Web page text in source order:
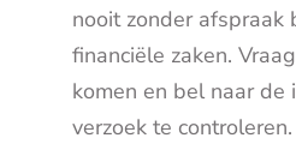
nooit zonder afspraak
financiële zaken.
komen en bel naar de
verzoek te controleren.